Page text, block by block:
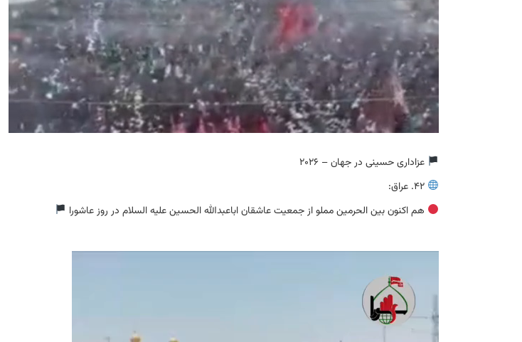
عزاداری حسینی در جهان – 2026
هم اکنون بین الحرمین مملو از جمعیت عاشقان اباعبدالله الحسین علیه السلام در روز عاشورا